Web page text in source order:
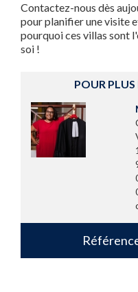
Contactez-nous dès
pour planifier une visite
pourquoi ces villas sont
soi !
POUR